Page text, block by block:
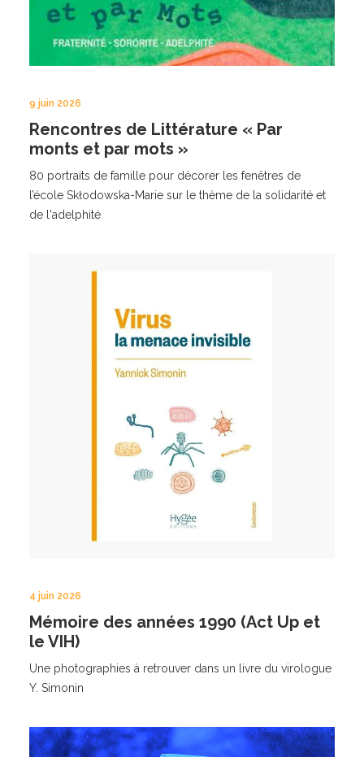
9 juin 2026
Rencontres de Littérature « Par
monts et par mots »
80 portraits de famille pour décorer les fenêtres de
l’école Skłodowska-Marie sur le thème de la solidarité et
de l'adelphité
4 juin 2026
Mémoire des années 1990 (Act Up et
le VIH)
Une photographies à retrouver dans un livre du virologue
Y. Simonin